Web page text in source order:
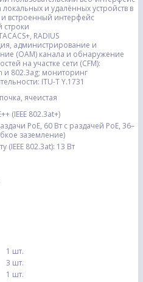
локальных и удалённых устройств в
и встроенный интерфейс
строки
RADIUS
администрирование и
(OAM) канала и обнаружение
на участке сети (CFM):
и 802.3ag; мониторинг
ITU-T Y.1731
ячеистая
(IEEE 802.3at+)
PoE, 60 Вт с раздачей PoE, 36–
заземление)
(IEEE 802.3at): 13 Вт
1 шт.
3 шт.
1 шт.